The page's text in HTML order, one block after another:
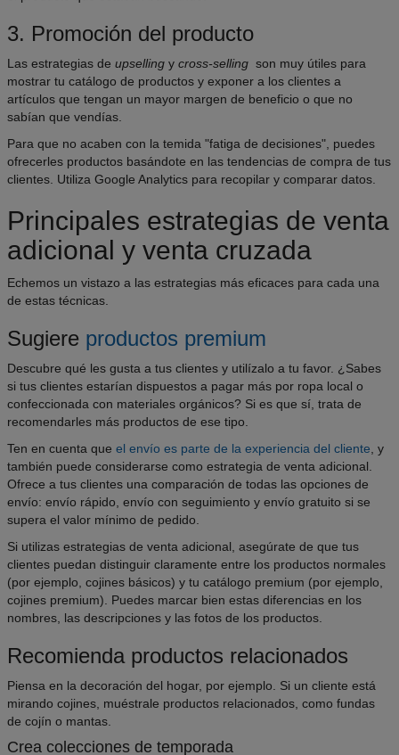
3. Promoción del producto
Las estrategias de upselling y cross-selling son muy útiles para
mostrar tu catálogo de productos y exponer a los clientes a
artículos que tengan un mayor margen de beneficio o que no
sabían que vendías.
Para que no acaben con la temida "fatiga de decisiones", puedes
ofrecerles productos basándote en las tendencias de compra de tus
clientes. Utiliza Google Analytics para recopilar y comparar datos.
Principales estrategias de venta
adicional y venta cruzada
Echemos un vistazo a las estrategias más eficaces para cada una
de estas técnicas.
Sugiere productos premium
Descubre qué les gusta a tus clientes y utilízalo a tu favor. ¿Sabes
si tus clientes estarían dispuestos a pagar más por ropa local o
confeccionada con materiales orgánicos? Si es que sí, trata de
recomendarles más productos de ese tipo.
Ten en cuenta que el envío es parte de la experiencia del cliente, y
también puede considerarse como estrategia de venta adicional.
Ofrece a tus clientes una comparación de todas las opciones de
envío: envío rápido, envío con seguimiento y envío gratuito si se
supera el valor mínimo de pedido.
Si utilizas estrategias de venta adicional, asegúrate de que tus
clientes puedan distinguir claramente entre los productos normales
(por ejemplo, cojines básicos) y tu catálogo premium (por ejemplo,
cojines premium). Puedes marcar bien estas diferencias en los
nombres, las descripciones y las fotos de los productos.
Recomienda productos relacionados
Piensa en la decoración del hogar, por ejemplo. Si un cliente está
mirando cojines, muéstrale productos relacionados, como fundas
de cojín o mantas.
Crea colecciones de temporada